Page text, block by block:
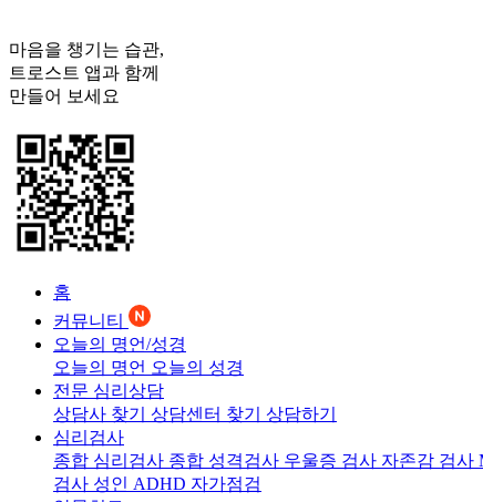
마음을 챙기는 습관,
트로스트 앱과 함께
만들어 보세요
홈
커뮤니티
오늘의 명언/성경
오늘의 명언 오늘의 성경
전문 심리상담
상담사 찾기 상담센터 찾기 상담하기
심리검사
종합 심리검사 종합 성격검사 우울증 검사 자존감 검사
검사 성인 ADHD 자가점검